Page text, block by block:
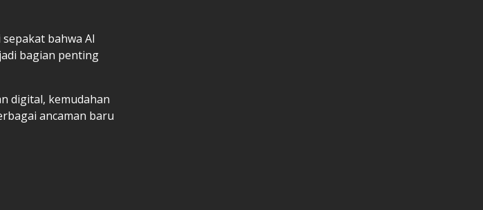
bahwa AI
bagian penting
digital, kemudahan
ancaman baru